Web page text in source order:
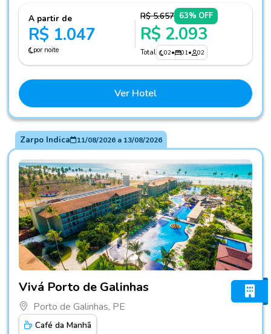
A partir de
R$ 1.047
por noite
R$ 5.657 63% OFF
R$ 2.093
Total 02• 01• 02
Ver Hotel
Zarpo Indica 11/08/2026a 13/08/2026
Vivá Porto de Galinhas
Porto de Galinhas, PE
Café da Manhã